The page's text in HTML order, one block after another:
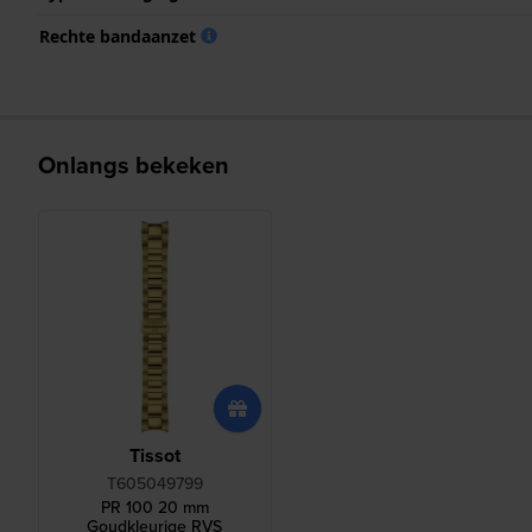
Rechte bandaanzet
Onlangs bekeken
Tissot
T605049799
PR 100 20 mm